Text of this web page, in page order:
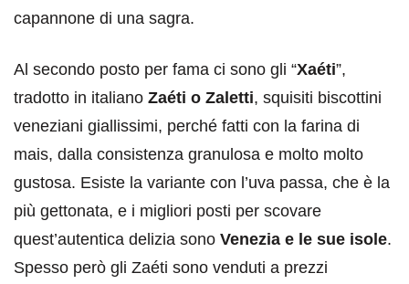
capannone di una sagra.
Al secondo posto per fama ci sono gli “Xaéti”,
tradotto in italiano Zaéti o Zaletti, squisiti biscottini
veneziani giallissimi, perché fatti con la farina di
mais, dalla consistenza granulosa e molto molto
gustosa. Esiste la variante con l’uva passa, che è la
più gettonata, e i migliori posti per scovare
quest’autentica delizia sono Venezia e le sue isole.
Spesso però gli Zaéti sono venduti a prezzi